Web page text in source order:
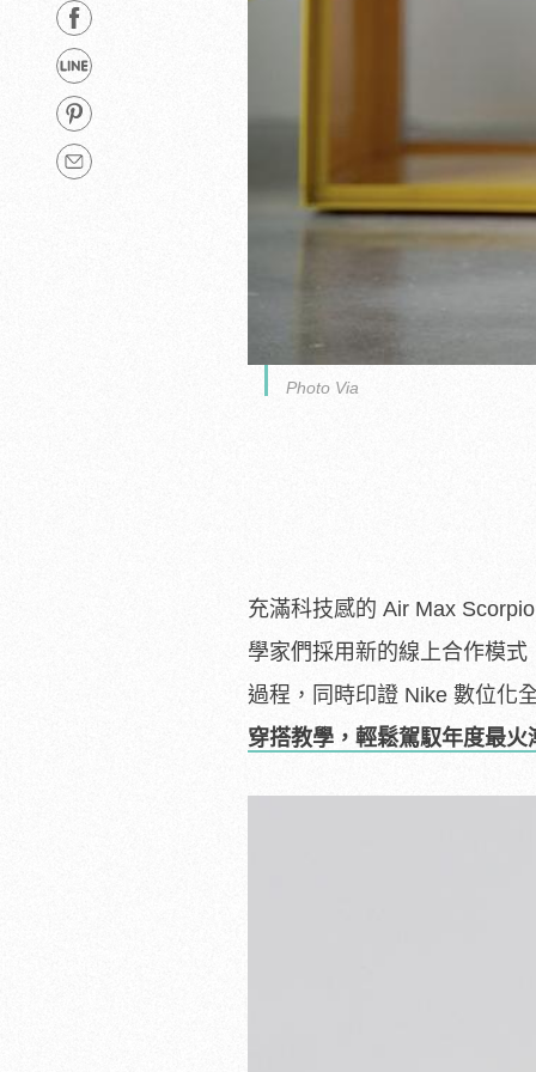
Photo Via
充滿科技感的 Air Max
學家們採用新的線上合作模
過程，同時印證 Nike 數位化
穿搭教學，輕鬆駕馭年度最火